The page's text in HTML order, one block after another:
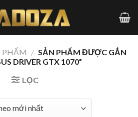
PHẨM / SẢN PHẨM ĐƯỢC GẮN
DRIVER GTX 1070”
LỌC